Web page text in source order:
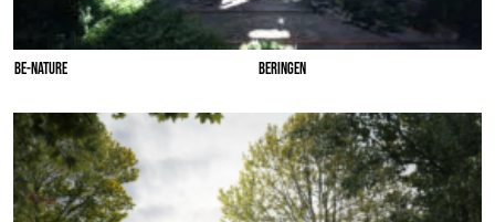
BE-NATURE BERINGEN